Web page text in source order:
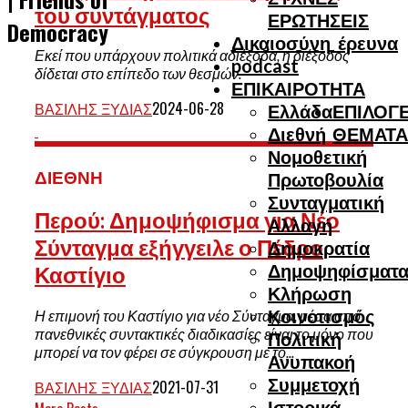
Democracy
ΕΡΩΤΗΣΕΙΣ
Δικαιοσύνη_έρευνα
podcast
ΕΠΙΚΑΙΡΟΤΗΤΑ
Ελλάδα
Διεθνή ΘΕΜΑΤΑ
Νομοθετική
Πρωτοβουλία
Συνταγματική
Αλλαγή
Δημοκρατία
Δημοψηφίσματα
Κλήρωση
Κοινοτισμός
Πολιτική
Ανυπακοή
Συμμετοχή
του συντάγματος
Εκεί που υπάρχουν πολιτικά αδιέξοδα, η διέξοδος
δίδεται στο επίπεδο των θεσμών.
ΒΑΣΊΛΗΣ ΞΥΔΙΆΣ2024-06-28
ΔΙΕΘΝΉ
Περού: Δημοψήφισμα για Νέο
Σύνταγμα εξήγγειλε ο Πέδρο
Καστίγιο
Η επιμονή του Καστίγιο για νέο Σύνταγμα, μέσα από
πανεθνικές συντακτικές διαδικασίες είναι το μόνο που
μπορεί να τον φέρει σε σύγκρουση με το...
ΒΑΣΊΛΗΣ ΞΥΔΙΆΣ2021-07-31